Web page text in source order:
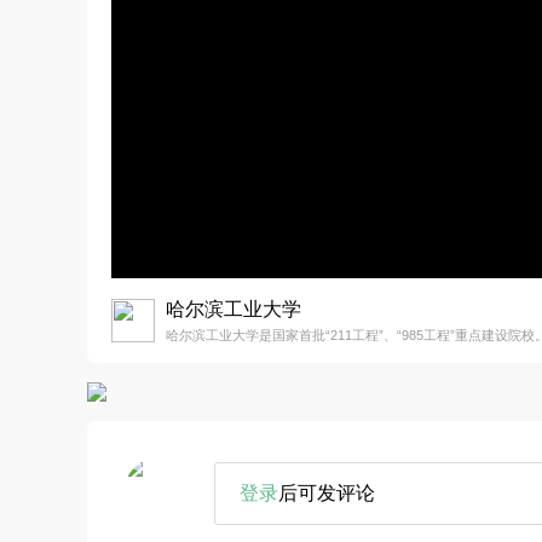
哈尔滨工业大学
哈尔滨工业大学是国家首批“211工程”、“985工程”重点建设院校。
登录后可发评论